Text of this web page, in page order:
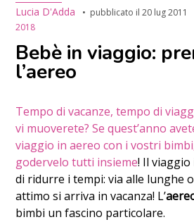
Lucia D'Adda
pubblicato il20 lug 2011
2018
Bebè in viaggio:
l’aereo
Tempo di vacanze, tempo di
vi muoverete? Se quest’anno
viaggio in aereo con i vostri
godervelo tutti insieme! Il
di ridurre i tempi: via alle lunghe
attimo si arriva in vacanza! L’
bimbi un fascino particolare.